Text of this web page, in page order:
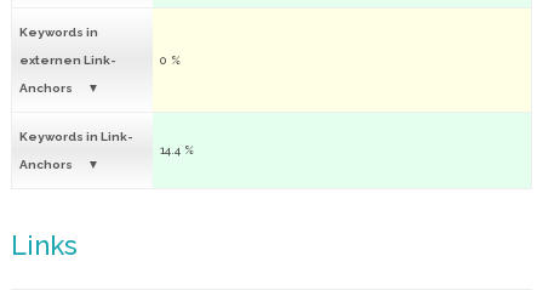
Keywords in
externen Link-
Anchors
0 %
Keywords in Link-
Anchors
14.4 %
Links